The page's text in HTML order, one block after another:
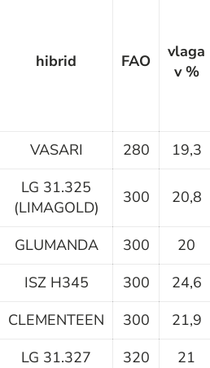
hibrid FAO
vlaga
v %
VASARI
280 19,3
LG 31.325
(LIMAGOLD)
300 20,8
GLUMANDA 300 20
ISZ H345
300 24,6
CLEMENTEEN
300 21,9
LG 31.327
320 21